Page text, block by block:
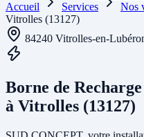
Accueil
Services Nos
Vitrolles (13127)
84240 Vitrolles-en-
Borne de
à Vitrolles (13127)